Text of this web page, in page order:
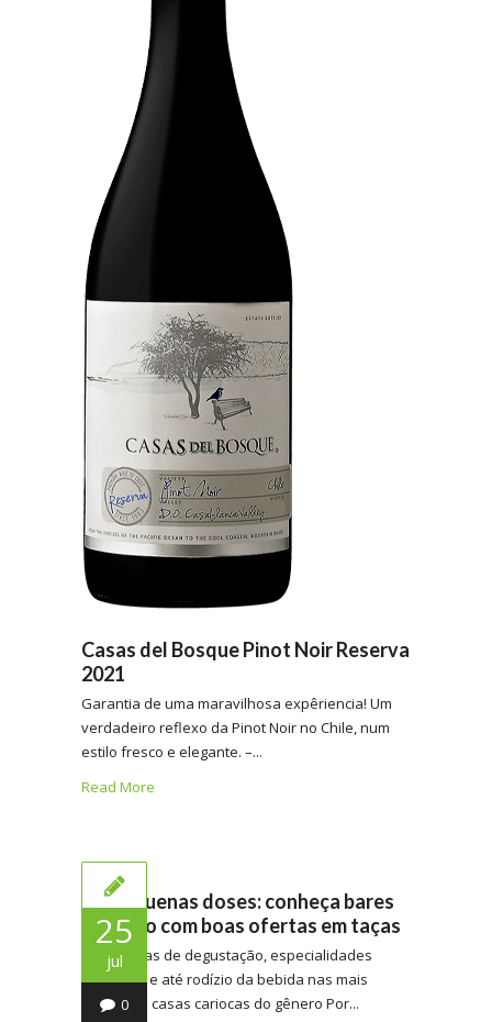
Casas del Bosque Pinot Noir Reserva
2021
Garantia de uma maravilhosa expêriencia! Um
verdadeiro reflexo da Pinot Noir no Chile, num
estilo fresco e elegante. –...
Read More
25
jul
0
Em pequenas doses: conheça bares
de vinho com boas ofertas em taças
Tem réguas de degustação, especialidades
nacionais e até rodízio da bebida nas mais
animadas casas cariocas do gênero Por...